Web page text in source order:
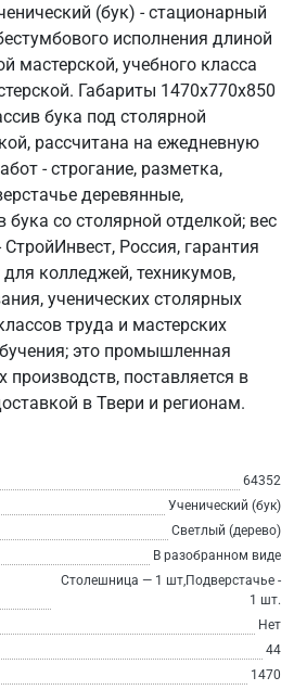
(бук) - стационарный
исполнения длиной
мастерской, учебного класса
Габариты 1470х770х850
бука под столярной
рассчитана на ежедневную
- строгание, разметка,
деревянные,
со столярной отделкой; вес
Россия, гарантия
колледжей, техникумов,
ученических столярных
труда и мастерских
это промышленная
поставляется в
в Твери и регионам.
64352
Ученический (бук)
Светлый (дерево)
В разобранном виде
Столешница — 1 шт,Подверстачье -
1 шт.
Нет
44
1470